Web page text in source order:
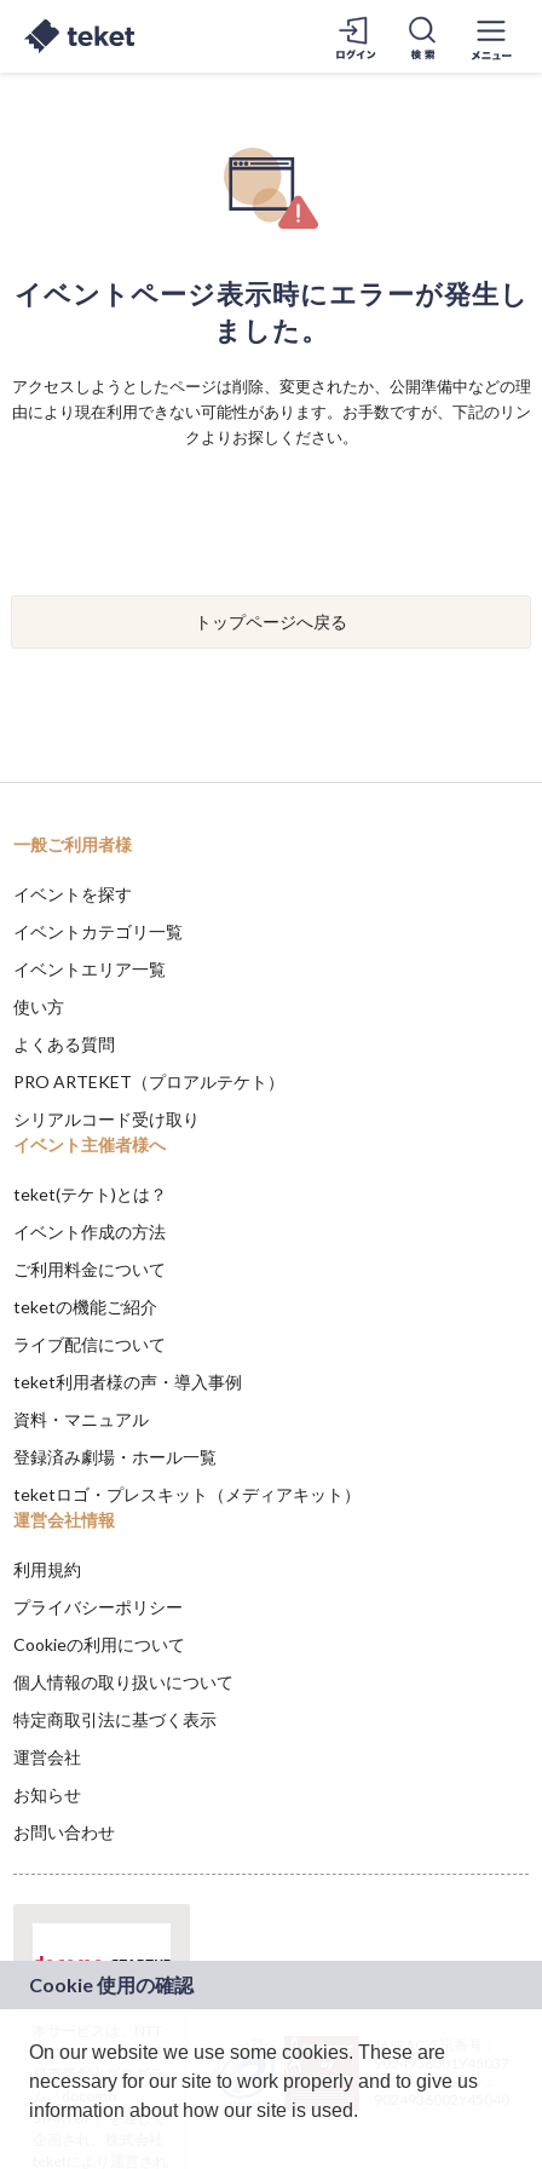
イベントページ表示時にエラーが発生し
ました。
アクセスしようとしたページは削除、変更されたか、公開準備中などの理
由により現在利用できない可能性があります。お手数ですが、下記のリン
クよりお探しください。
トップページへ戻る
一般ご利用者様
イベントを探す
イベントカテゴリ一覧
イベントエリア一覧
使い方
よくある質問
PRO ARTEKET（プロアルテケト）
シリアルコード受け取り
イベント主催者様へ
teket(テケト)とは？
イベント作成の方法
ご利用料金について
teketの機能ご紹介
ライブ配信について
teket利用者様の声・導入事例
資料・マニュアル
登録済み劇場・ホール一覧
teketロゴ・プレスキット（メディアキット）
運営会社情報
利用規約
プライバシーポリシー
Cookieの利用について
個人情報の取り扱いについて
特定商取引法に基づく表示
運営会社
お知らせ
お問い合わせ
ドコモグループの新
規事業創出プログラ
ム「docomo
STARTUP」を通じて
JASRAC許諾番号：
9024936001Y45037
JASRAC許諾番号：
On our website we use some cookies. These are
necessary for our site to work properly and to give us
information about how our site is used.